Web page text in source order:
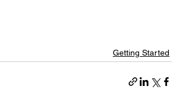
Getting Started